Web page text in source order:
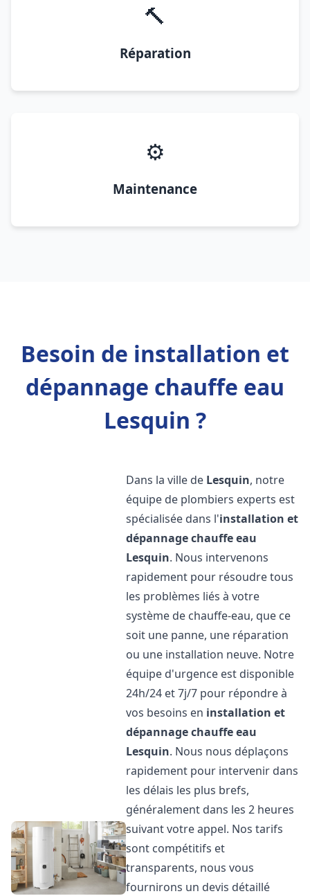
🔨
Réparation
⚙️
Maintenance
Besoin de installation et
dépannage chauffe eau
Lesquin ?
Dans la ville de Lesquin, notre
équipe de plombiers experts est
spécialisée dans l'installation et
dépannage chauffe eau
Lesquin. Nous intervenons
rapidement pour résoudre tous
les problèmes liés à votre
système de chauffe-eau, que ce
soit une panne, une réparation
ou une installation neuve. Notre
équipe d'urgence est disponible
24h/24 et 7j/7 pour répondre à
vos besoins en installation et
dépannage chauffe eau
Lesquin. Nous nous déplaçons
rapidement pour intervenir dans
les délais les plus brefs,
généralement dans les 2 heures
suivant votre appel. Nos tarifs
sont compétitifs et
transparents, nous vous
fournirons un devis détaillé